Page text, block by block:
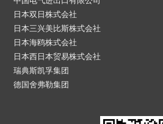
日本双日株式会社
日本三兴美比斯株式会社
日本海鸥株式会社
日本西日本贸易株式会社
瑞典斯凯孚集团
德国舍弗勒集团